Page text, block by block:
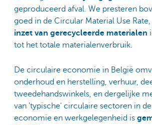
geproduceerd afval. We presteren
goed in de Circular Material Use
inzet van gerecycleerde materialen
tot het totale materialenverbruik.
De circulaire economie in België
onderhoud en herstelling, verhuur,
tweedehandswinkels, en dergelijke
van 'typische' circulaire sectoren in
economie en werkgelegenheid is